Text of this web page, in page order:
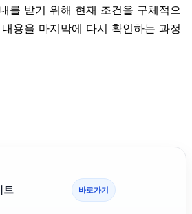
를 받기 위해 현재 조건을 구체적으
용을 마지막에 다시 확인하는 과정
트 바로가기